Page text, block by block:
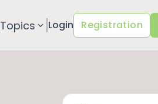
Topics Login Registration